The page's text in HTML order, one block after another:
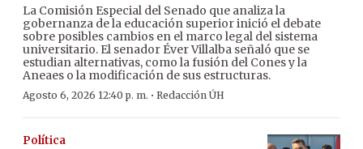
La Comisión Especial del Senado que analiza la
gobernanza de la educación superior inició el debate
sobre posibles cambios en el marco legal del sistema
universitario. El senador Éver Villalba señaló que se
estudian alternativas, como la fusión del Cones y la
Aneaes o la modificación de sus estructuras.
Agosto 6, 2026 12:40 p. m. · Redacción ÚH
Política